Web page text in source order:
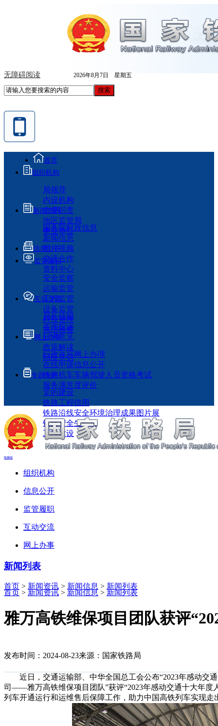
无障碍阅读 2026年8月7日 星期五
首页
组织机构
局领导
内设机构
主要职责
地区监管局
事业单位
新闻资讯
国务院时政信息
新闻信息
图片视频
交流合作
资料中心
信息公开
监管履职
安全监察
运输监管
工程监管
设备监管
科技管理
执法检查
互动交流
局长信箱
咨询投诉
征求意见
政策解读
回应关切
网上办事
行政许可网上办理
在线申请信息公开
铁路机车车辆驾驶人员资格考试
服务满意度评价
专题专栏
党的建设
铁路工程信用
铁路沿线安全环境治理成果图片展
铁路安全生产月
工程建设
电脑端
组织机构
信息公开
监管履职
互动交流
网上办事
新闻列表
首页 > 新闻资讯 > 新闻信息 > 新闻列表
首页 > 新闻资讯 > 新闻信息 > 新闻列表
雅万高铁维保项目团队获评
发布时间：2024-08-23来源：国家铁路局
近日，交通运输部、中华全国总工会公布“2023年感动交
司——雅万高铁维保项目团队”获评“2023年感动交通十大年度
列车开通运行和运维售后保障工作，助力中国高铁列车实现